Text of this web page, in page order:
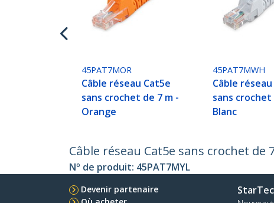
45PAT7MOR
Câble réseau Cat5e
sans crochet de 7 m -
Orange
45PAT7MWH
Câble
sans crochet
Blanc
Câble réseau Cat5e sans crochet de
Nº de produit: 45PAT7MYL
Devenir partenaire